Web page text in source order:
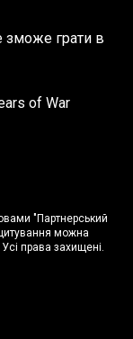
зможе грати в
of War
"Партнерський
можна
права захищені.